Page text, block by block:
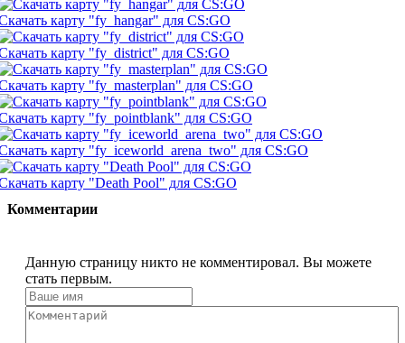
карту "fy_hangar" для CS:GO
карту "fy_district" для CS:GO
карту "fy_masterplan" для CS:GO
карту "fy_pointblank" для CS:GO
карту "fy_iceworld_arena_two" для CS:GO
карту "Death Pool" для CS:GO
Комментарии
Данную страницу никто не комментировал. Вы можете
стать первым.